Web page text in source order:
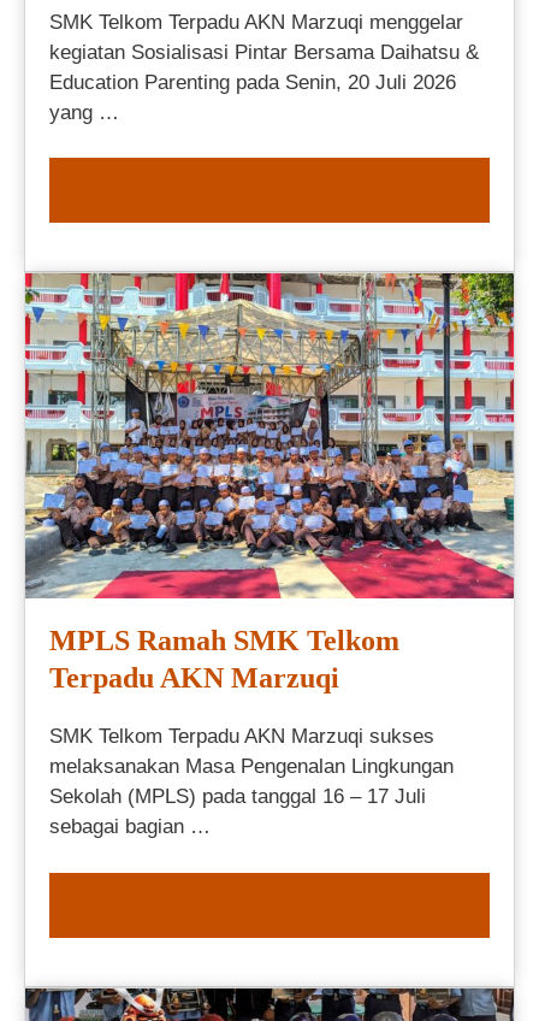
SMK Telkom Terpadu AKN Marzuqi menggelar
kegiatan Sosialisasi Pintar Bersama Daihatsu &
Education Parenting pada Senin, 20 Juli 2026
yang …
MPLS Ramah SMK Telkom
Terpadu AKN Marzuqi
SMK Telkom Terpadu AKN Marzuqi sukses
melaksanakan Masa Pengenalan Lingkungan
Sekolah (MPLS) pada tanggal 16 – 17 Juli
sebagai bagian …